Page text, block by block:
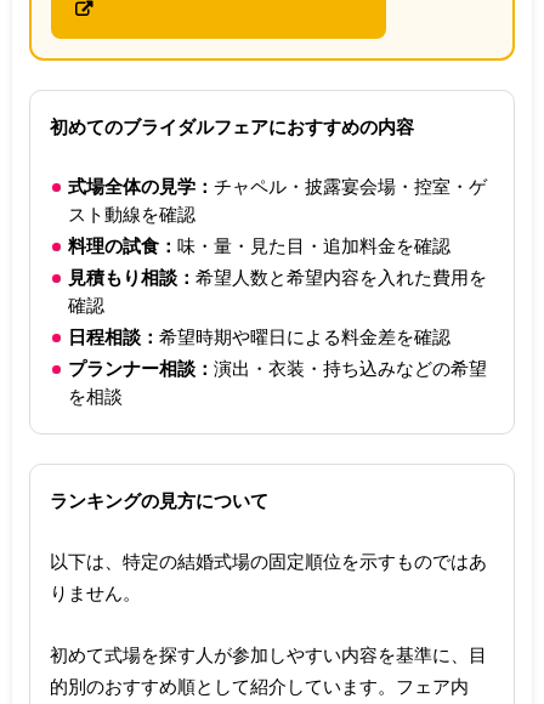
初めてのブライダルフェアにおすすめの内容
式場全体の見学：チャペル・披露宴会場・控室・ゲ
スト動線を確認
料理の試食：味・量・見た目・追加料金を確認
見積もり相談：希望人数と希望内容を入れた費用を
確認
日程相談：希望時期や曜日による料金差を確認
プランナー相談：演出・衣装・持ち込みなどの希望
を相談
ランキングの見方について
以下は、特定の結婚式場の固定順位を示すものではあ
りません。
初めて式場を探す人が参加しやすい内容を基準に、目
的別のおすすめ順として紹介しています。フェア内